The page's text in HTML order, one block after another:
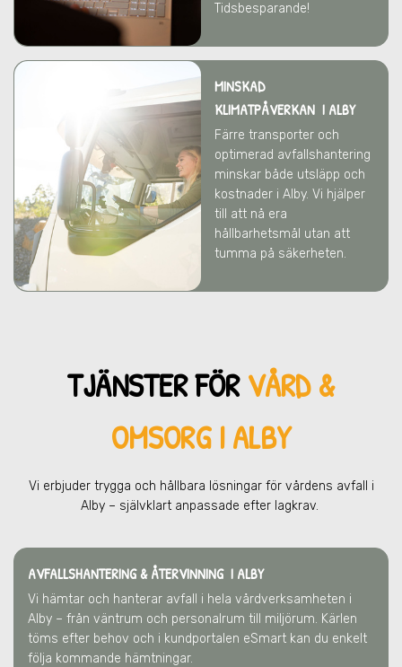
Tidsbesparande!
MINSKAD
KLIMATPÅVERKAN I ALBY
Färre transporter och
optimerad avfallshantering
minskar både utsläpp och
kostnader i Alby. Vi hjälper
till att nå era
hållbarhetsmål utan att
tumma på säkerheten.
TJÄNSTER FÖRVÅRD &
OMSORG I ALBY
Vi erbjuder trygga och hållbara lösningar för vårdens avfall i
Alby – självklart anpassade efter lagkrav.
AVFALLSHANTERING & ÅTERVINNING I ALBY
Vi hämtar och hanterar avfall i hela vårdverksamheten i
Alby – från väntrum och personalrum till miljörum. Kärlen
töms efter behov och i kundportalen eSmart kan du enkelt
följa kommande hämtningar.